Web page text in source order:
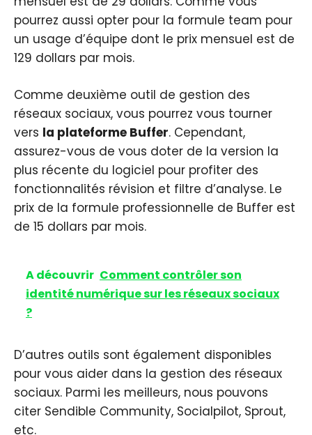
pourrez aussi opter pour la formule team pour
un usage d’équipe dont le prix mensuel est de
129 dollars par mois.
Comme deuxième outil de gestion des
réseaux sociaux, vous pourrez vous tourner
vers la plateforme Buffer. Cependant,
assurez-vous de vous doter de la version la
plus récente du logiciel pour profiter des
fonctionnalités révision et filtre d’analyse. Le
prix de la formule professionnelle de Buffer est
de 15 dollars par mois.
A découvrir Comment contrôler son
identité numérique sur les réseaux sociaux
?
D’autres outils sont également disponibles
pour vous aider dans la gestion des réseaux
sociaux. Parmi les meilleurs, nous pouvons
citer Sendible Community, Socialpilot, Sprout,
etc.